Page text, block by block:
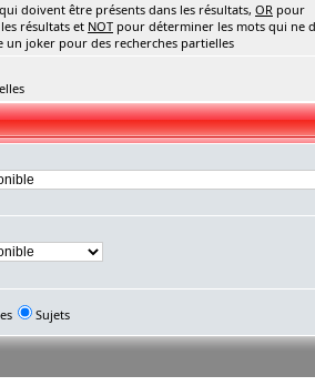
doivent être présents dans les résultats, OR pour
résultats et NOT pour déterminer les mots qui ne
un joker pour des recherches partielles
Sujets